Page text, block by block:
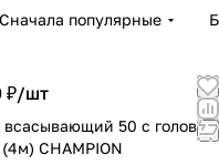
Сначала популярные
₽/шт
всасывающий 50 с
CHAMPION